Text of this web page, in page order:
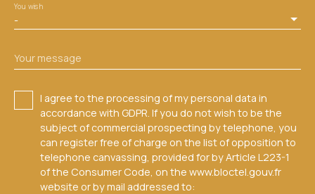
-
You wish
Your message
I agree to the processing of my personal data in
accordance with GDPR. If you do not wish to be the
subject of commercial prospecting by telephone, you
can register free of charge on the list of opposition to
telephone canvassing, provided for by Article L223-1
of the Consumer Code, on the www.bloctel.gouv.fr
website or by mail addressed to: